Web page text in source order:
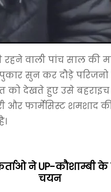
वाली पांच साल की
सुन कर दौड़े
को देखते हुए उसे
और फार्मेसिस्ट
UP-कौशाम्बी के
चयन
ने